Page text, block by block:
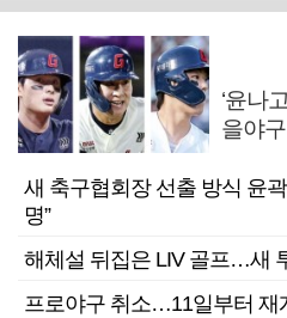
‘윤나
을야
새 축구협회장 선출 방식 윤
명”
해체설 뒤집은 LIV 골프…새
프로야구 취소…11일부터 재